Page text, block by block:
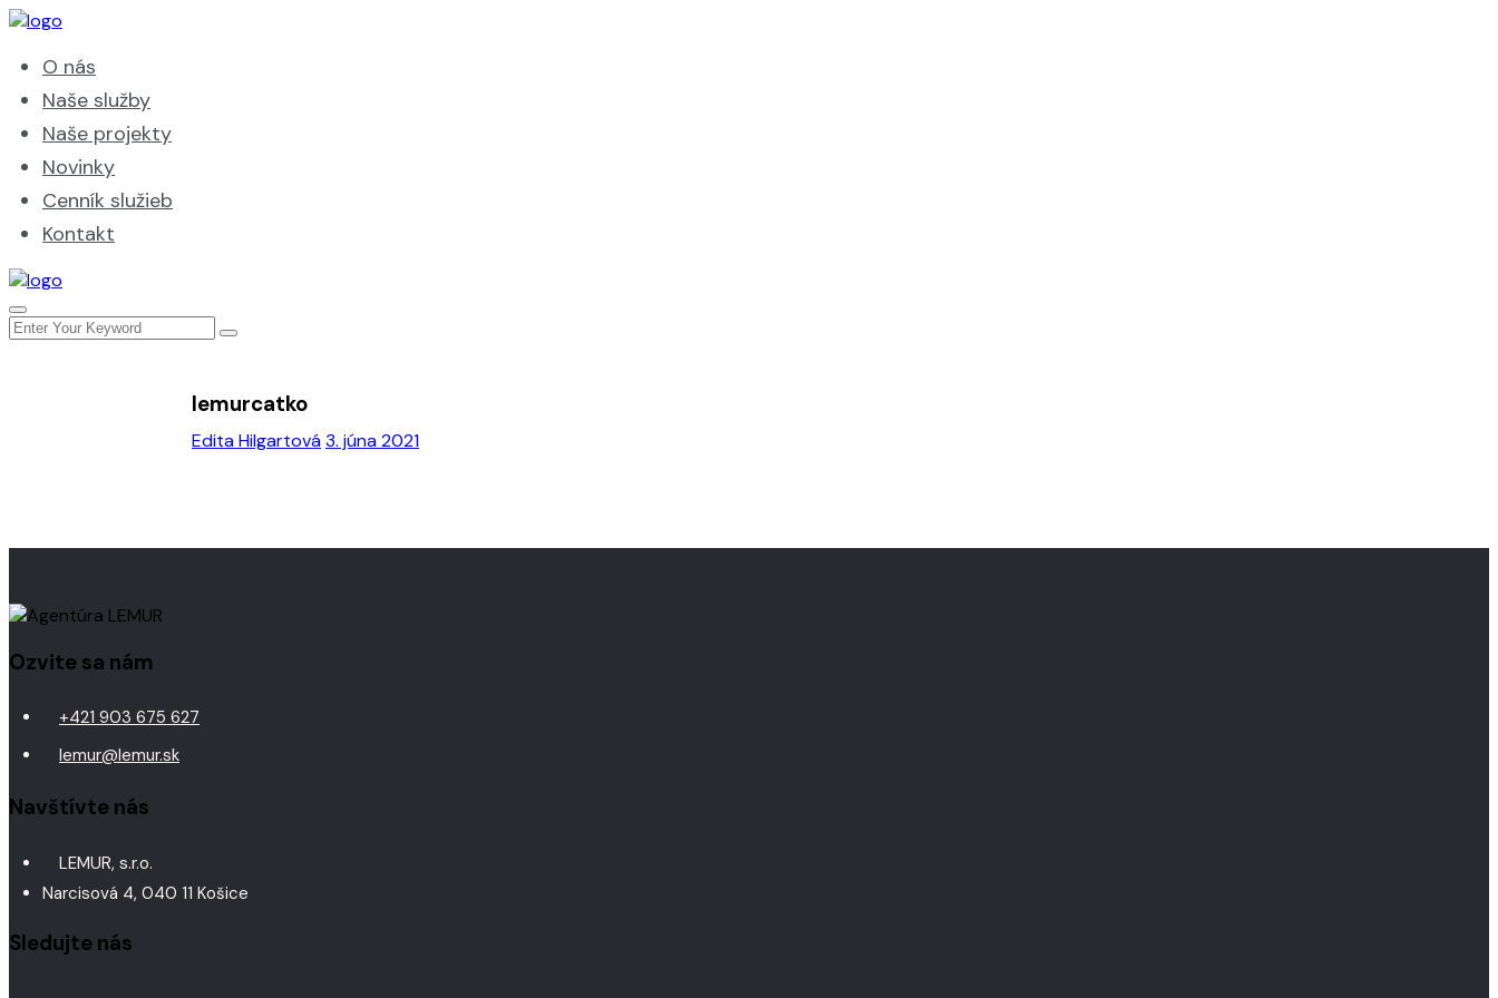
O nás
Naše služby
Naše projekty
Novinky
Cenník služieb
Kontakt
Edita Hilgartová3. júna 2021
lemurcatko
Ozvite sa nám
+421 903 675 627
lemur@lemur.sk
Navštívte nás
LEMUR, s.r.o.
Narcisová 4, 040 11 Košice
Sledujte nás